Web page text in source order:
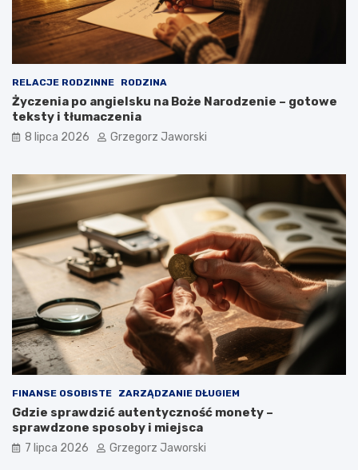
RELACJE RODZINNE RODZINA
Życzenia po angielsku na Boże Narodzenie – gotowe
teksty i tłumaczenia
8 lipca 2026 Grzegorz Jaworski
FINANSE OSOBISTE ZARZĄDZANIE DŁUGIEM
Gdzie sprawdzić autentyczność monety –
sprawdzone sposoby i miejsca
7 lipca 2026 Grzegorz Jaworski